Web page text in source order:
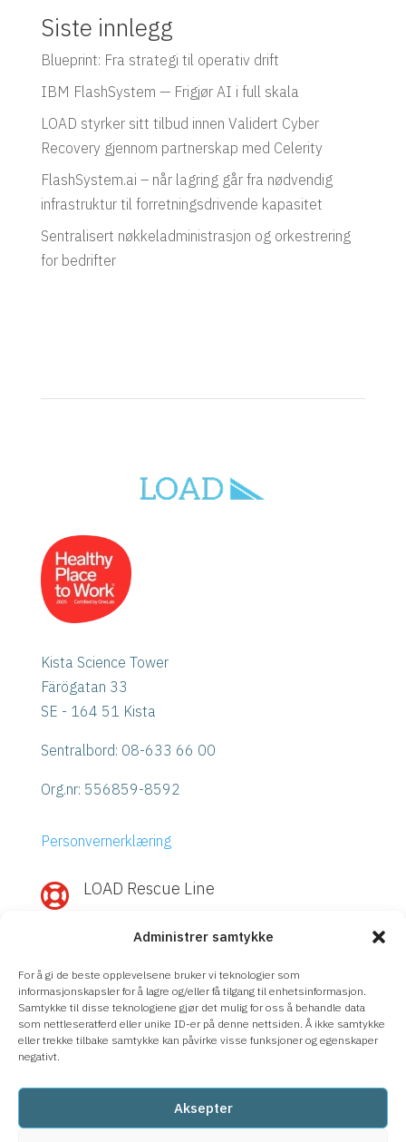
Administrer samtykke
For å gi de beste opplevelsene bruker vi teknologier som
informasjonskapsler for å lagre og/eller få tilgang til enhetsinformasjon.
Samtykke til disse teknologiene gjør det mulig for oss å behandle data
som nettleseratferd eller unike ID-er på denne nettsiden. Å ikke samtykke
eller trekke tilbake samtykke kan påvirke visse funksjoner og egenskaper
negativt.
Aksepter
Siste innlegg
Blueprint: Fra strategi til operativ drift
IBM FlashSystem — Frigjør AI i full skala
LOAD styrker sitt tilbud innen Validert Cyber
Recovery gjennom partnerskap med Celerity
FlashSystem.ai – når lagring går fra nødvendig
infrastruktur til forretningsdrivende kapasitet
Sentralisert nøkkeladministrasjon og orkestrering
for bedrifter
Kista Science Tower
Färögatan 33
SE - 164 51 Kista
Sentralbord: 08-633 66 00
Org.nr: 556859-8592
Personvernerklæring
 LOAD Rescue Line
Storage?
med våre eksperter, uavhengig av
supportavtale.